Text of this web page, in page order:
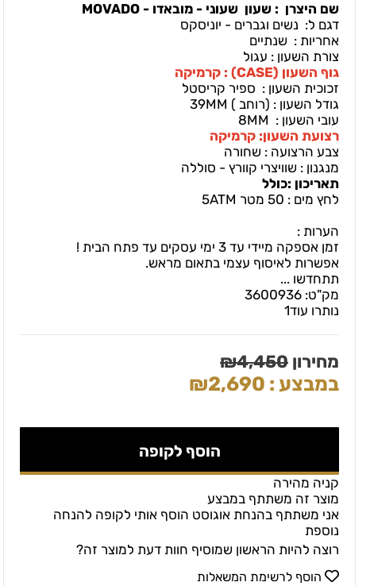
שם היצרן : שעון שעוני - מובאדו - MOVADO
דגם ל: נשים וגברים - יוניסקס
אחריות : שנתיים
צורת השעון : עגול
גוף השעון (CASEׂ) : קרמיקה
זכוכית השעון : ספיר קריסטל
גודל השעון : (רוחב ) 39MM
עובי השעון : 8MM
רצועת השעון: קרמיקה
צבע הרצועה : שחורה
מנגנון : שוויצרי קוורץ - סוללה
תאריכון :כולל
לחץ מים : 50 מטר 5ATM
הערות :
זמן אספקה מיידי עד 3 ימי עסקים עד פתח הבית !
אפשרות לאיסוף עצמי בתאום מראש.
תתחדשו ...
מק"ט: 3600936
נותרו עוד1
מחירון ₪4,450
במבצע : ₪2,690
הוסף לקופה
קניה מהירה
מוצר זה משתתף במבצע
אני משתתף בהנחת אוגוסט הוסף אותי לקופה להנחה
נוספת
רוצה להיות הראשון שמוסיף חוות דעת למוצר זה?
הוסף לרשימת המשאלות